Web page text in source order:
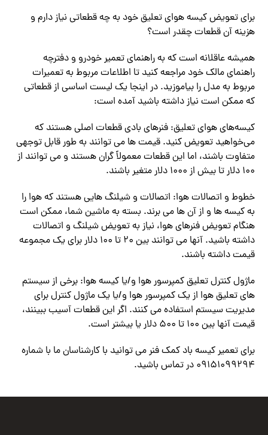
برای تعویض کیسه هوای تعلیق خود به چه قطعاتی نیاز دارم و
هزینه آن قطعات چقدر است؟
همیشه عاقلانه است که به راهنمای تعمیر خودرو و دفترچه
راهنمای مالک خود مراجعه کنید تا اطلاعات مربوط به تعمیرات
مربوط به مدل را بیاموزید. در اینجا یک لیست اساسی از قطعاتی
که ممکن است نیاز داشته باشید آمده است:
کیسه‌های هوای تعلیق: فنرهای بادی قطعات اصلی هستند که
می‌خواهید تعویض کنید. قیمت ها می توانند به طور قابل توجهی
متفاوت باشند، اما این قطعات معمولاً گران هستند و می توانند از
100 دلار تا بیش از 1000 دلار متغیر باشند.
خطوط و اتصالات هوا: اتصالات و شیلنگ هایی هستند که هوا را
به کیسه ها و از آن ها می برند. بسته به ماشین شما، ممکن است
هنگام تعویض فنرهای هوا، نیاز به تعویض شیلنگ و اتصالات
داشته باشید. آنها می توانند بین 20 تا 100 دلار برای یک مجموعه
قیمت داشته باشند.
ماژول کنترل تعلیق کمپرسور هوا و/یا کیسه هوا: برخی از سیستم
های تعلیق هوا از یک کمپرسور هوا و/یا یک ماژول کنترل برای
مدیریت سیستم استفاده می کنند. اگر این قطعات آسیب ببینند،
قیمت آنها بین 100 تا 500 دلار یا بیشتر است.
برای تعمیر کیسه باد کمک فنر می توانید با کارشناسان ما با شماره
09151099294 در تماس باشید.